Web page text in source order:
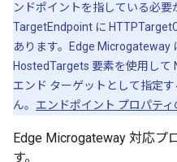
ンドポイントを指している必
TargetEndpoint に
あります。Edge Microgateway
HostedTargets 要素を使用して
エンド ターゲットとして指定
ん。 エンドポイント プロパテ
Edge Microgateway 対応プ
す。